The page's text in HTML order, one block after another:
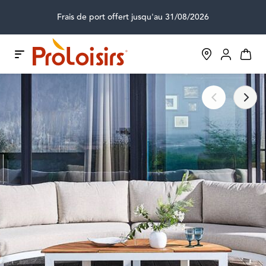
Frais de port offert jusqu'au 31/08/2026